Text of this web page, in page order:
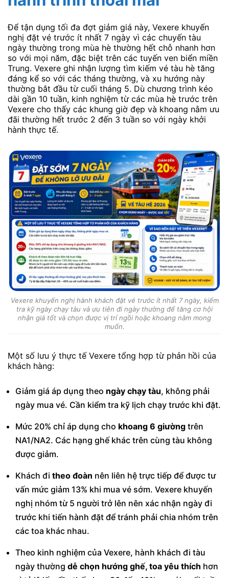
Để tận dụng tối đa đợt giảm giá này, Vexere khuyến
nghị đặt vé trước ít nhất 7 ngày vì các chuyến tàu
ngày thường trong mùa hè thường hết chỗ nhanh hơn
so với mọi năm, đặc biệt trên các tuyến ven biển miền
Trung. Vexere ghi nhận lượng tìm kiếm vé tàu hè tăng
đáng kể so với các tháng thường, và xu hướng này
thường bắt đầu từ cuối tháng 5. Dù chương trình kéo
dài gần 10 tuần, kinh nghiệm từ các mùa hè trước trên
Vexere cho thấy các khung giờ đẹp và khoang nằm ưu
đãi thường hết trước 2 đến 3 tuần so với ngày khởi
hành thực tế.
Vexere khuyến nghị hành khách đặt vé trước ít nhất 7 ngày, kiểm
tra kỹ ngày chạy tàu và ưu tiên đi ngày thường để tăng cơ hội
nhận giá tốt và chọn được vị trí ngồi hoặc khoang nằm mong
muốn.
Một số lưu ý thực tế Vexere tổng hợp từ phản hồi của
khách hàng:
Giảm giá áp dụng theo ngày chạy tàu, không phải
ngày mua vé. Cần kiểm tra kỹ lịch chạy trước khi đặt.
Mức 20% chỉ áp dụng cho khoang 6 giường trên
NA1/NA2. Các hạng ghế khác trên cùng tàu không
được giảm.
Khách đi theo đoàn nên liên hệ trực tiếp để được tư
vấn mức giảm 13% khi mua vé sớm. Vexere khuyến
nghị nhóm từ 5 người trở lên nên xác nhận ngày đi
trước khi tiến hành đặt để tránh phải chia nhóm trên
các toa khác nhau.
Theo kinh nghiệm của Vexere, hành khách đi tàu
ngày thường dễ chọn hướng ghế, toa yêu thích hơn